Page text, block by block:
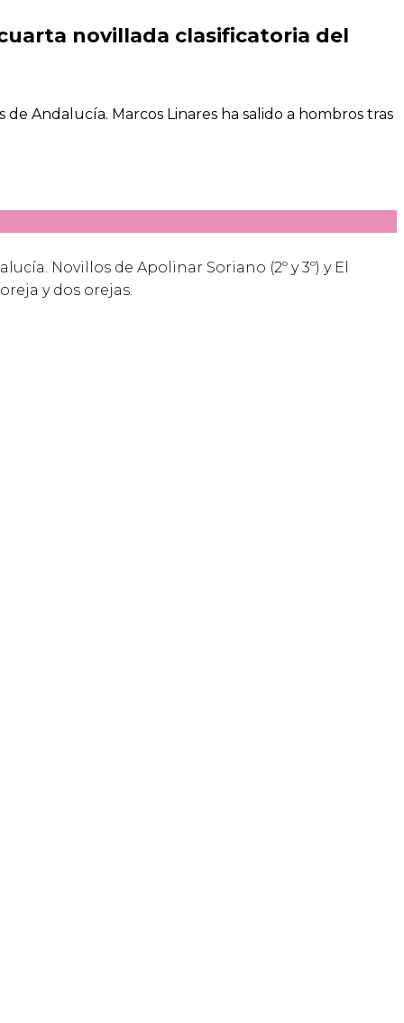
novillada clasificatoria del
Andalucía. Marcos Linares ha salido a hombros tras
Novillos de Apolinar Soriano (2º y 3º) y El
y dos orejas.